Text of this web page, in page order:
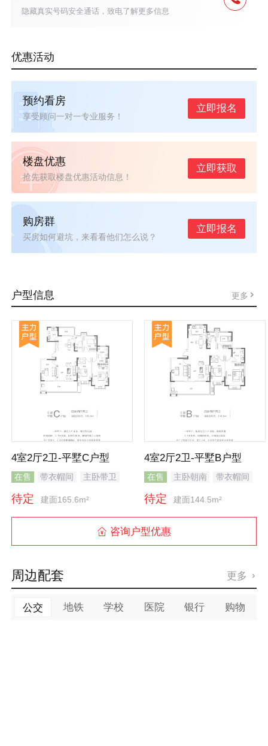
隐藏真实号码安全通话，致电了解更多信息
优惠活动
预约看房
享受顾问一对一专业服务！
立即报名
楼盘优惠
抢先获取楼盘优惠活动信息！
立即获取
购房群
买房如何避坑，来看看他们怎么说？
立即报名
户型信息 更多
4室2厅2卫-平墅C户型
在售 带衣帽间
主卧带卫
待定 建面165.6m²
4室2厅2卫-平墅B户型
在售 主卧朝南
带衣帽间
待定 建面144.5m²
 咨询户型优惠
周边配套 更多 
公交 地铁 学校 医院 银行 购物